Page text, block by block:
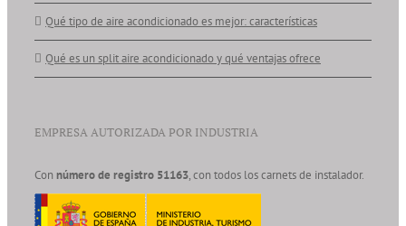
Qué tipo de aire acondicionado es mejor: características
Qué es un split aire acondicionado y qué ventajas ofrece
EMPRESA AUTORIZADA POR INDUSTRIA
Con número de registro 51163, con todos los carnets de instalador.